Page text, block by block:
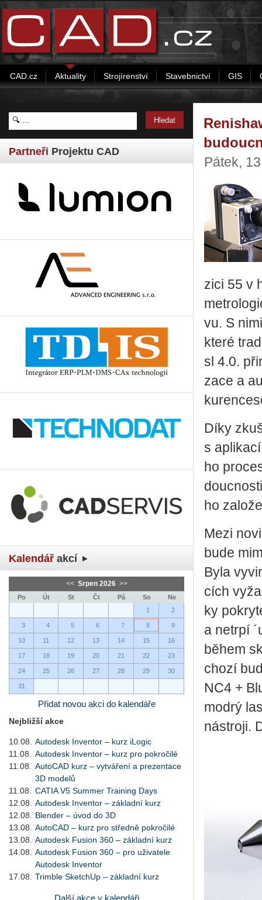
CAD.cz Aktuality Strojírenství Stavebnictví GIS
Partneři Projektu CAD
Kalendář akcí
<< Srpen 2026 >>
Po Út St Čt Pá So
Ne
1
2
3 4 5 6 7 8 9
10 11 12 13 14 15 16
17 18 19 20 21 22 23
24 25 26 27 28 29 30
31
Přidat novou akci do kalendáře
Nejbližší akce
10.08.
Autodesk Inventor – kurz iLogic
11.08.
Autodesk Inventor – kurz pro pokročilé
11.08.
AutoCAD kurz – vytváření a prezentace
3D modelů
11.08.
CATIA V5 Summer Training Days
12.08.
Autodesk Inventor – základní kurz
12.08.
Blender – úvod do 3D
13.08.
AutoCAD – kurz pro středně pokročilé
13.08.
Autodesk Fusion 360 – základní kurz
14.08.
Autodesk Fusion 360 – pro uživatele
Autodesk Inventor
17.08.
Trimble SketchUp – základní kurz
Další akce v kalendáři
Pátek,
zi­ci 55 v
vu. S
které
sl 4.0.
za­ce a
Díky
s
ho
ho
Mezi
bude
Byla
cích
ky
a ne­tr­pí
během
cho­zí
NC4 +
modrý
ná­stro­ji.